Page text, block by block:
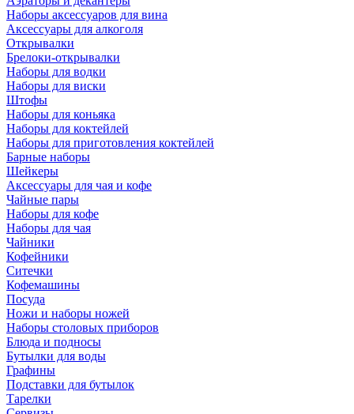
Наборы аксессуаров для вина
Аксессуары для алкоголя
Открывалки
Брелоки-открывалки
Наборы для водки
Наборы для виски
Штофы
Наборы для коньяка
Наборы для коктейлей
Наборы для приготовления коктейлей
Барные наборы
Шейкеры
Аксессуары для чая и кофе
Чайные пары
Наборы для кофе
Наборы для чая
Чайники
Кофейники
Ситечки
Кофемашины
Посуда
Ножи и наборы ножей
Наборы столовых приборов
Блюда и подносы
Бутылки для воды
Графины
Подставки для бутылок
Тарелки